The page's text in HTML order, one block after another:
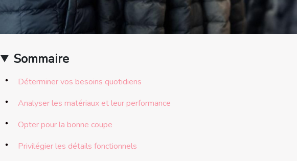
Sommaire
Déterminer vos besoins quotidiens
Analyser les matériaux et leur performance
Opter pour la bonne coupe
Privilégier les détails fonctionnels